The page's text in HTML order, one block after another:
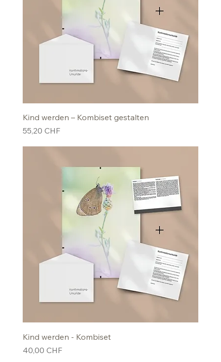
Kind werden – Kombiset gestalten
Preis
55,20 CHF
Kind werden - Kombiset
Preis
40,00 CHF